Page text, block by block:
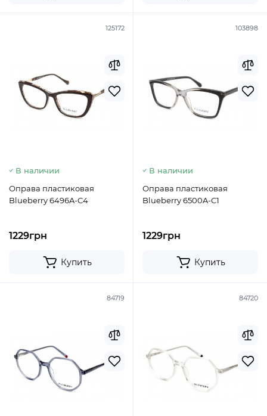
125172
В наличии
Оправа пластиковая
Blueberry 6496A-C4
1229грн
Купить
103898
В наличии
Оправа пластиковая
Blueberry 6500A-C1
1229грн
Купить
84719 84720